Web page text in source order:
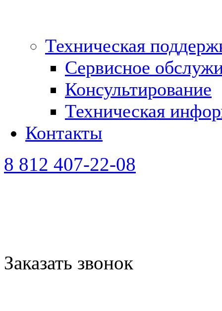
Техническая
Сервисное
Консультирование
Техническая
Контакты
8 812 407-22-08
Заказать звонок